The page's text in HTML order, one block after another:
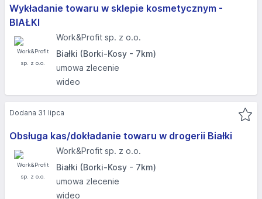
Wykładanie towaru w sklepie kosmetycznym -
BIAŁKI
Work&Profit sp. z o.o.
Białki (Borki-Kosy - 7km)
umowa zlecenie
wideo
Obsługa kas/dokładanie towaru w drogerii Białki
Work&Profit sp. z o.o.
Białki (Borki-Kosy - 7km)
umowa zlecenie
wideo
Dodana 31 lipca